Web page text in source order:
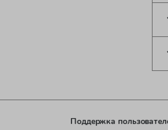
Поддержка